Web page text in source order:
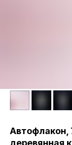
Автофлакон,
деревянная